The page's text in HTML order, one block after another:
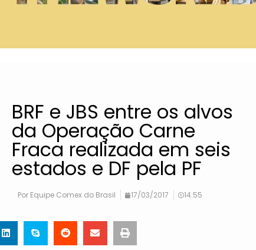
BRF e JBS entre os alvos
da Operação Carne
Fraca realizada em seis
estados e DF pela PF
Por Equipe Comex do Brasil 17/03/2017 14:55